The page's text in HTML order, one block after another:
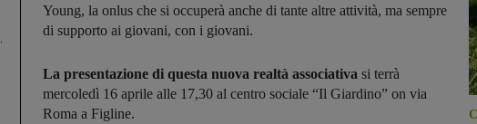
Young, la onlus che si occuperà anche di tante altre attività, ma sempre
di supporto ai giovani, con i giovani.
La presentazione di questa nuova realtà associativa si terrà
mercoledì 16 aprile alle 17,30 al centro sociale “Il Giardino” on via
Roma a Figline.